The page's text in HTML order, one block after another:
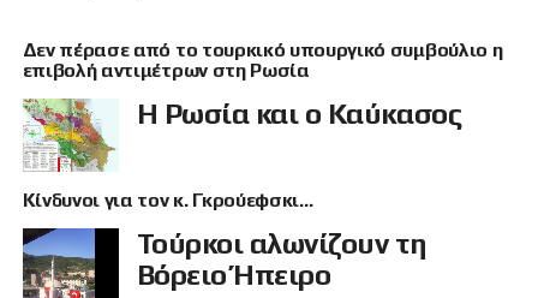
Δεν πέρασε από το τουρκικό υπουργικό συμβούλιο η
επιβολή αντιμέτρων στη Ρωσία
Η Ρωσία και ο Καύκασος
Κίνδυνοι για τον κ. Γκρούεφσκι…
Τούρκοι αλωνίζουν τη
Βόρειο Ήπειρο